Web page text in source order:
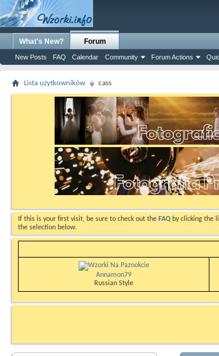
What's New? Forum
New Posts FAQ Calendar Community Forum Actions
Lista użytkowników cass
If this is your first visit, be sure to check out the FAQ by clicking the
the selection below.
Annamon79
Russian Style